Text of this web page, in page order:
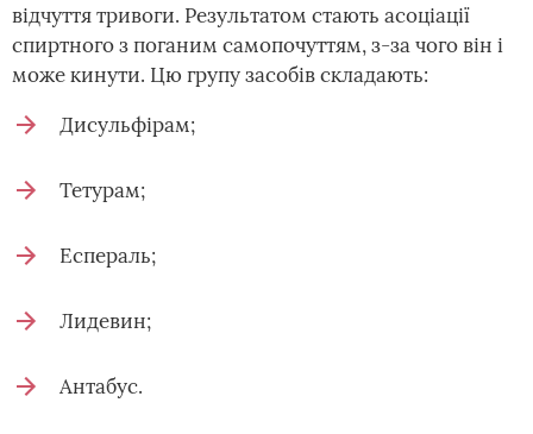
відчуття тривоги. Результатом стають асоціації
спиртного з поганим самопочуттям, з-за чого він і
може кинути. Цю групу засобів складають:
Дисульфірам;
Тетурам;
Еспераль;
Лидевин;
Антабус.